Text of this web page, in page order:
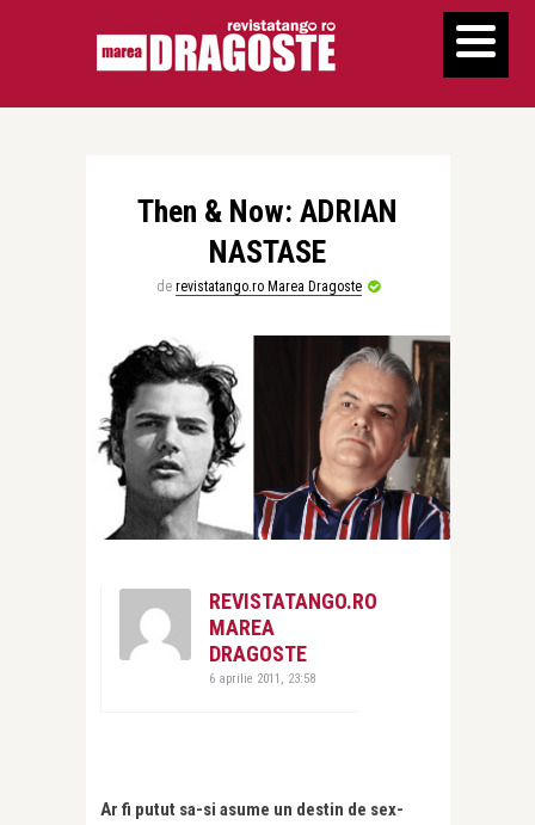
Then & Now: ADRIAN
NASTASE
de revistatango.ro Marea Dragoste
REVISTATANGO.RO
MAREA
DRAGOSTE
6 aprilie 2011, 23:58
Ar fi putut sa-si asume un destin de sex-